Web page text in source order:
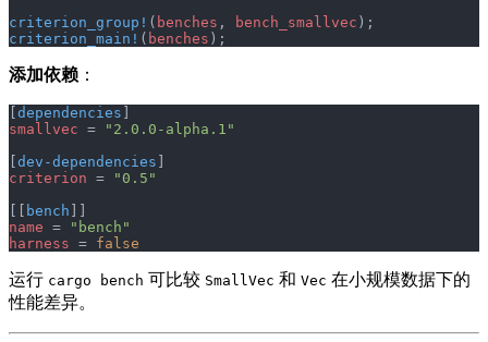
criterion_group! ( benches , bench_smallvec );
criterion_main! ( benches );
添加依赖 ：
dependencies
smallvec =
"2.0.0-alpha.1"
dev-dependencies
criterion =
"0.5"
bench
name =
"bench"
harness = false
运行 cargo bench 可比较 SmallVec 和 Vec 在小规模数据下的
性能差异。